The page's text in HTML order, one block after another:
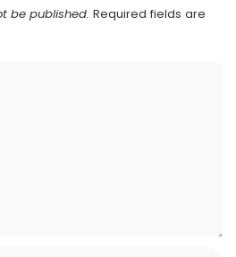
be published. Required fields are